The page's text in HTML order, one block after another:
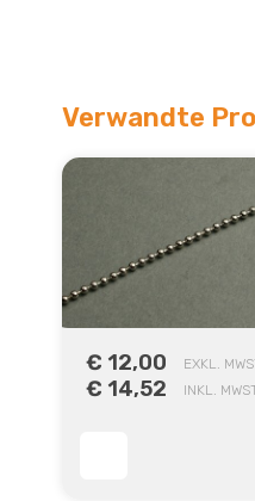
Verwandte
€ 12,00 EXKL.
€ 14,52 INKL.